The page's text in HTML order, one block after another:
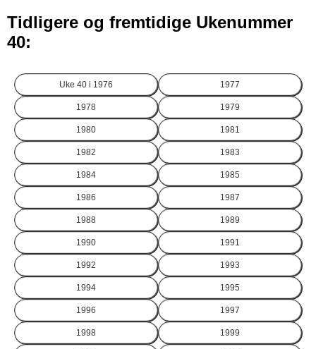
Tidligere og fremtidige Ukenummer
40:
Uke 40 i 1976 1977
1978 1979
1980 1981
1982 1983
1984 1985
1986 1987
1988 1989
1990 1991
1992 1993
1994 1995
1996 1997
1998 1999